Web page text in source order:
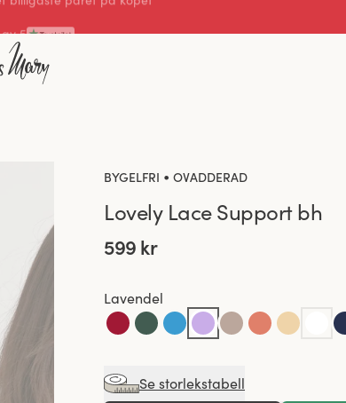
BYGELFRI • OVADDERAD
Lovely Lace Support bh
599 kr
Lavendel
Se storlekstabell